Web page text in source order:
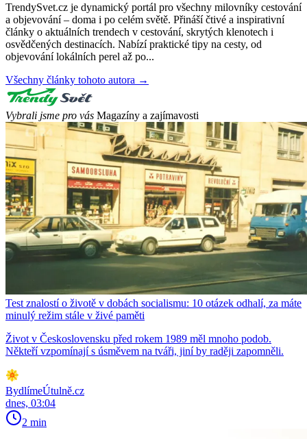
TrendySvet.cz je dynamický portál pro všechny milovníky cestování
a objevování – doma i po celém světě. Přináší čtivé a inspirativní
články o aktuálních trendech v cestování, skrytých klenotech i
osvědčených destinacích. Nabízí praktické tipy na cesty, od
objevování lokálních perel až po...
Všechny články tohoto autora →
Vybrali jsme pro vás Magazíny a zajímavosti
Test znalostí o životě v dobách socialismu: 10 otázek odhalí, za máte
minulý režim stále v živé paměti
Život v Československu před rokem 1989 měl mnoho podob.
Někteří vzpomínají s úsměvem na tváři, jiní by raději zapomněli.
BydlímeÚtulně.cz
dnes, 03:04
2 min